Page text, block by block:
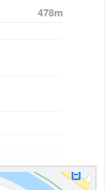
478m